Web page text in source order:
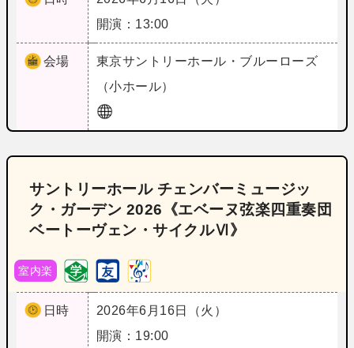
開演：13:00
会場 東京サントリーホール・ブルーローズ
（小ホール）
サントリーホール チェンバーミュージッ
ク・ガーデン 2026《エベーヌ弦楽四重奏団
ベートーヴェン・サイクルⅥ》
室内楽
日時
2026年6月16日（火）
開演：19:00